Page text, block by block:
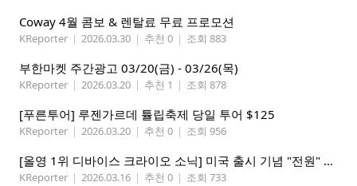
Coway 4월 콤보 & 렌탈료 무료 프로모션
KReporter | 2026.03.30 | 추천 0 | 조회 883
부한마켓 주간광고 03/20(금) - 03/26(목)
KReporter | 2026.03.20 | 추천 1 | 조회 878
[푸른투어] 루젠가르데 튤립축제 당일 투어 $125
KReporter | 2026.03.20 | 추천 0 | 조회 956
[올영 1위 디바이스 크라이오 소닉] 미국 출시 기념 "전원" 증정 이벤트, 참여 부탁드립니다.
KReporter | 2026.03.16 | 추천 0 | 조회 733